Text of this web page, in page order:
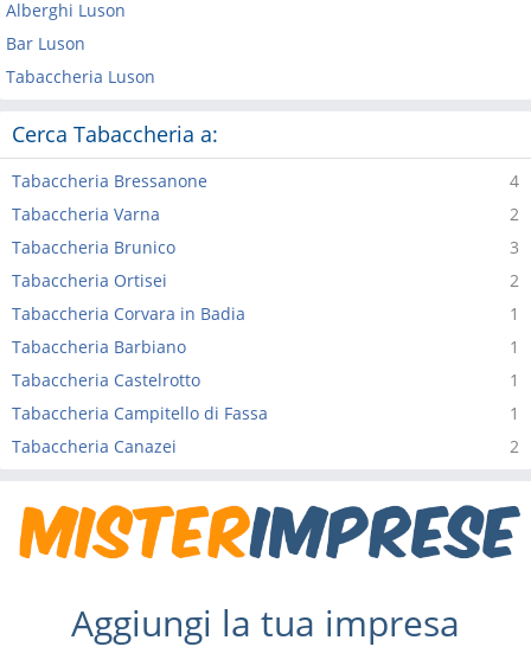
Alberghi Luson
Bar Luson
Tabaccheria Luson
Cerca Tabaccheria a:
4
Tabaccheria Bressanone
2
Tabaccheria Varna
3
Tabaccheria Brunico
2
Tabaccheria Ortisei
1
Tabaccheria Corvara in Badia
1
Tabaccheria Barbiano
1
Tabaccheria Castelrotto
1
Tabaccheria Campitello di Fassa
2
Tabaccheria Canazei
Aggiungi la tua impresa